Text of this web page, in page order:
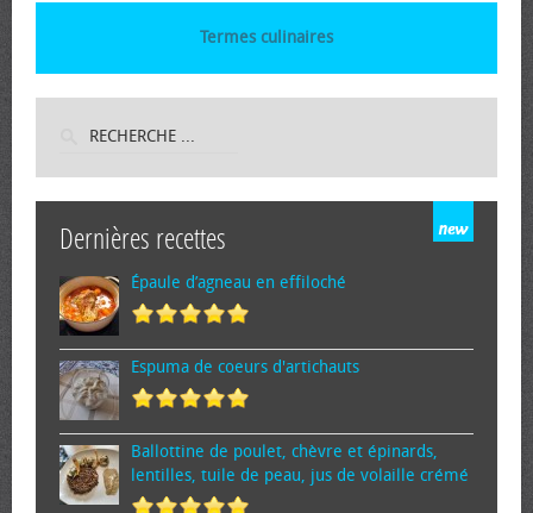
Termes culinaires
Dernières recettes
Épaule d’agneau en effiloché
Espuma de cœurs d'artichauts
Ballottine de poulet, chèvre et épinards,
lentilles, tuile de peau, jus de volaille crémé